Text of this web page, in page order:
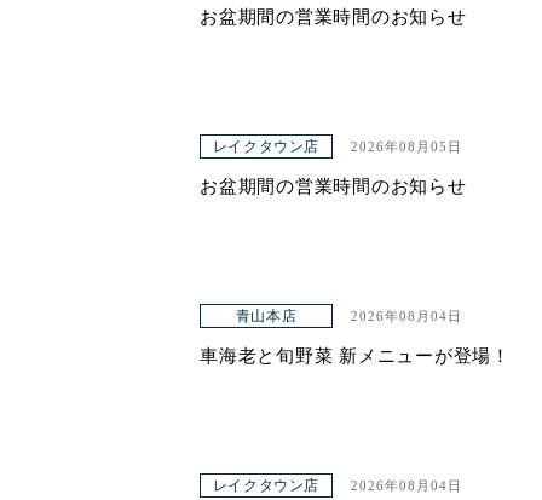
お盆期間の営業時間のお知らせ
レイクタウン店 2026年08月05日
お盆期間の営業時間のお知らせ
青山本店 2026年08月04日
車海老と旬野菜 新メニューが登場！
レイクタウン店 2026年08月04日